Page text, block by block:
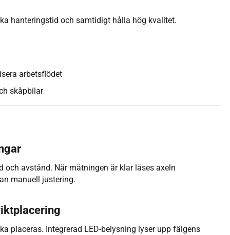
hanteringstid och samtidigt hålla hög kvalitet.
arbetsflödet
skåpbilar
avstånd. När mätningen är klar låses axeln
manuell justering.
placeras. Integrerad LED-belysning lyser upp fälgens